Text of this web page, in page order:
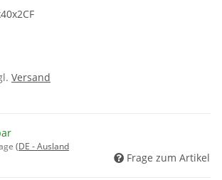
Versand
(DE - Ausland
Frage zum Artikel